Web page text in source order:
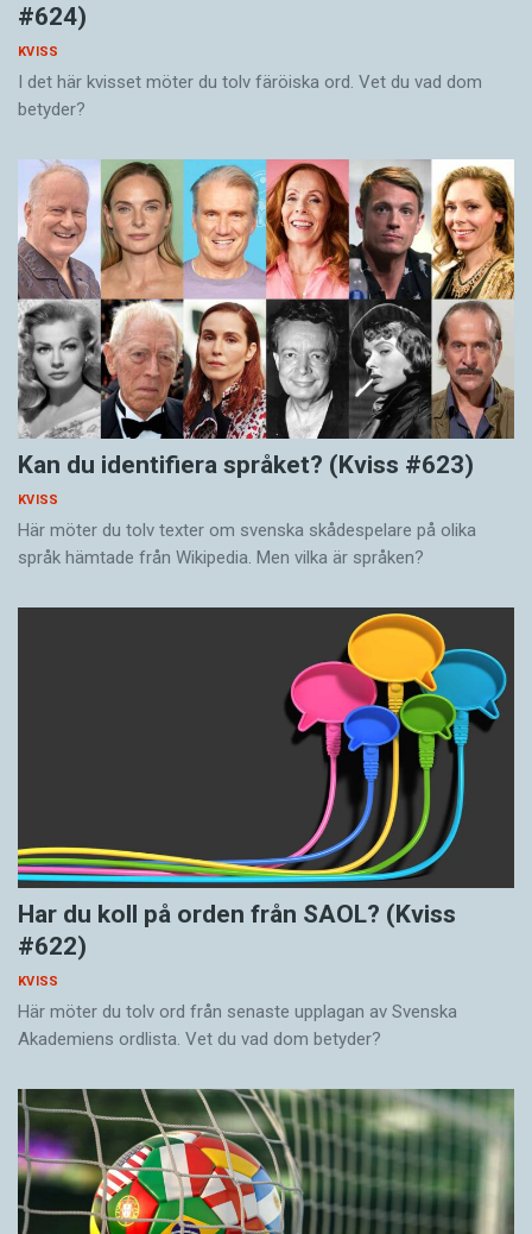
#624)
KVISS
I det här kvisset möter du tolv färöiska ord. Vet du vad dom
betyder?
Kan du identifiera språket? (Kviss #623)
KVISS
Här möter du tolv texter om svenska skådespelare på olika
språk hämtade från Wikipedia. Men vilka är språken?
Har du koll på orden från SAOL? (Kviss
#622)
KVISS
Här möter du tolv ord från senaste upplagan av Svenska
Akademiens ordlista. Vet du vad dom betyder?